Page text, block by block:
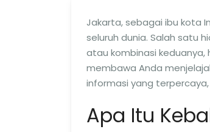
Jakarta, sebagai ibu kota
seluruh dunia. Salah satu
atau kombinasi keduanya,
membawa Anda
informasi yang
Apa Itu